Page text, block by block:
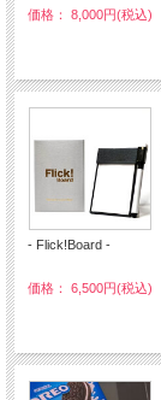
価格： 8,000円(税込)
- Flick!Board -
価格： 6,500円(税込)